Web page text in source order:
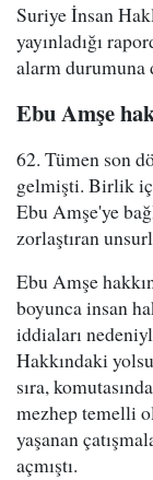
Suriye İnsan
yayınladığı
alarm
Ebu Amşe
62. Tümen son
gelmişti. Birlik
Ebu Amşe'ye
zorlaştıran
Ebu Amşe
boyunca insan
iddiaları
Hakkındaki
sıra,
mezhep temelli
yaşanan
açmıştı.